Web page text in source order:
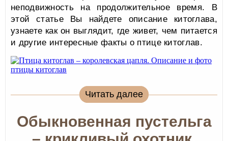
неподвижность на продолжительное время. В
этой статье Вы найдете описание китоглава,
узнаете как он выглядит, где живет, чем питается
и другие интересные факты о птице китоглав.
Читать далее
Обыкновенная пустельга